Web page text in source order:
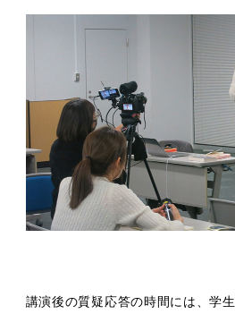
講演後の質疑応答の時間には、学